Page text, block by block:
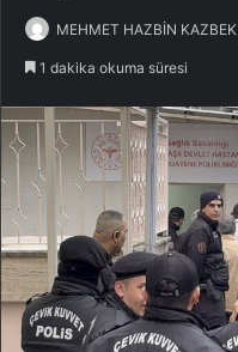
MEHMET HAZBİN KAZBEK
1 dakika okuma süresi